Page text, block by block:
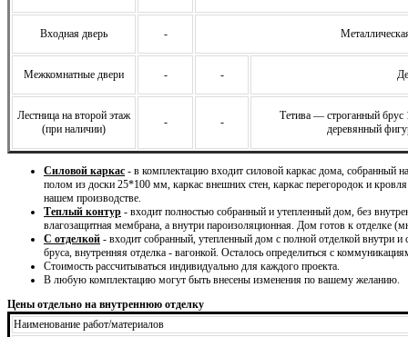
Входная дверь -
Межкомнатные двери - -
Лестница на второй этаж
(при наличии)
- -
Тетива — строганный
деревянный
Силовой каркас - в комплектацию входит силовой каркас дома, собранный
полом из доски 25*100 мм, каркас внешних стен, каркас перегородок и
нашем производстве.
Теплый контур - входит полностью собранный и утепленный дом, без
влагозащитная мембрана, а внутри пароизоляционная. Дом готов к отделке
С отделкой - входит собранный, утепленный дом с полной отделкой внутри
бруса, внутренняя отделка - вагонкой. Осталось определиться с
Стоимость рассчитываться индивидуально для каждого проекта.
В любую комплектацию могут быть внесены изменения по вашему желанию.
Цены отдельно на внутреннюю отделку
Наименование работ/материалов